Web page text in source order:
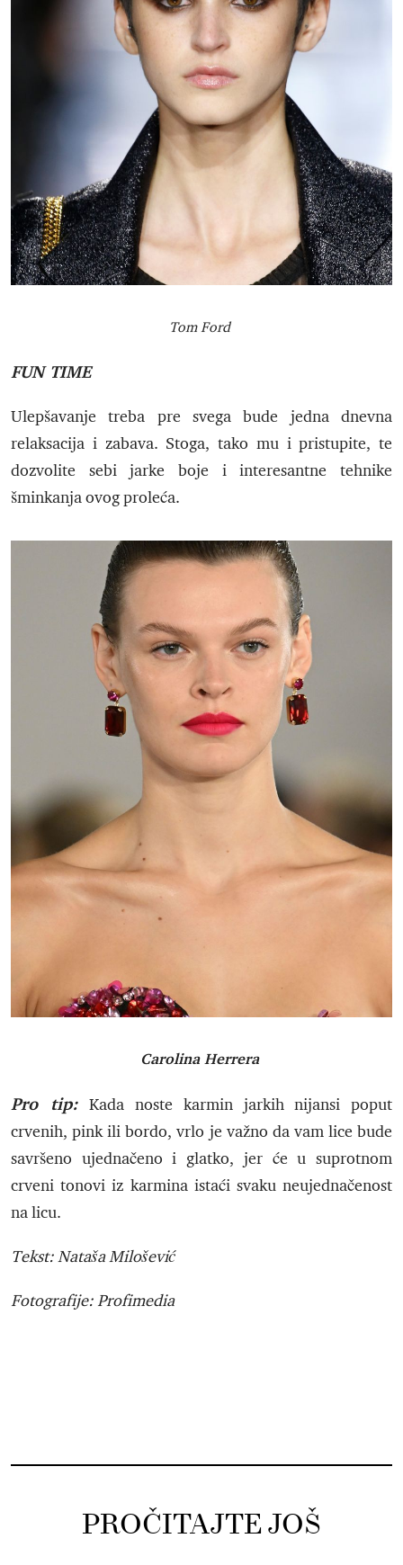
Tom Ford
FUN TIME
Ulepšavanje treba pre svega bude jedna dnevna
relaksacija i zabava. Stoga, tako mu i pristupite, te
dozvolite sebi jarke boje i interesantne tehnike
šminkanja ovog proleća.
Carolina Herrera
Pro tip:Kada noste karmin jarkih nijansi poput
crvenih, pink ili bordo, vrlo je važno da vam lice bude
savršeno ujednačeno i glatko, jer će u suprotnom
crveni tonovi iz karmina istaći svaku neujednačenost
na licu.
Tekst: Nataša Milošević
Fotografije: Profimedia
PROČITAJTE JOŠ